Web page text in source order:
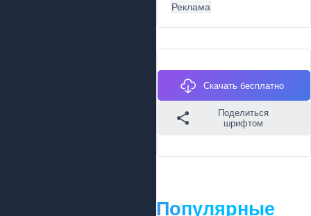
Реклама
Скачать бесплатно
Поделиться
шрифтом
Популярные